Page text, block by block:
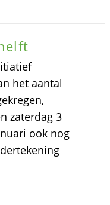
het aantal
zaterdag 3
ook nog